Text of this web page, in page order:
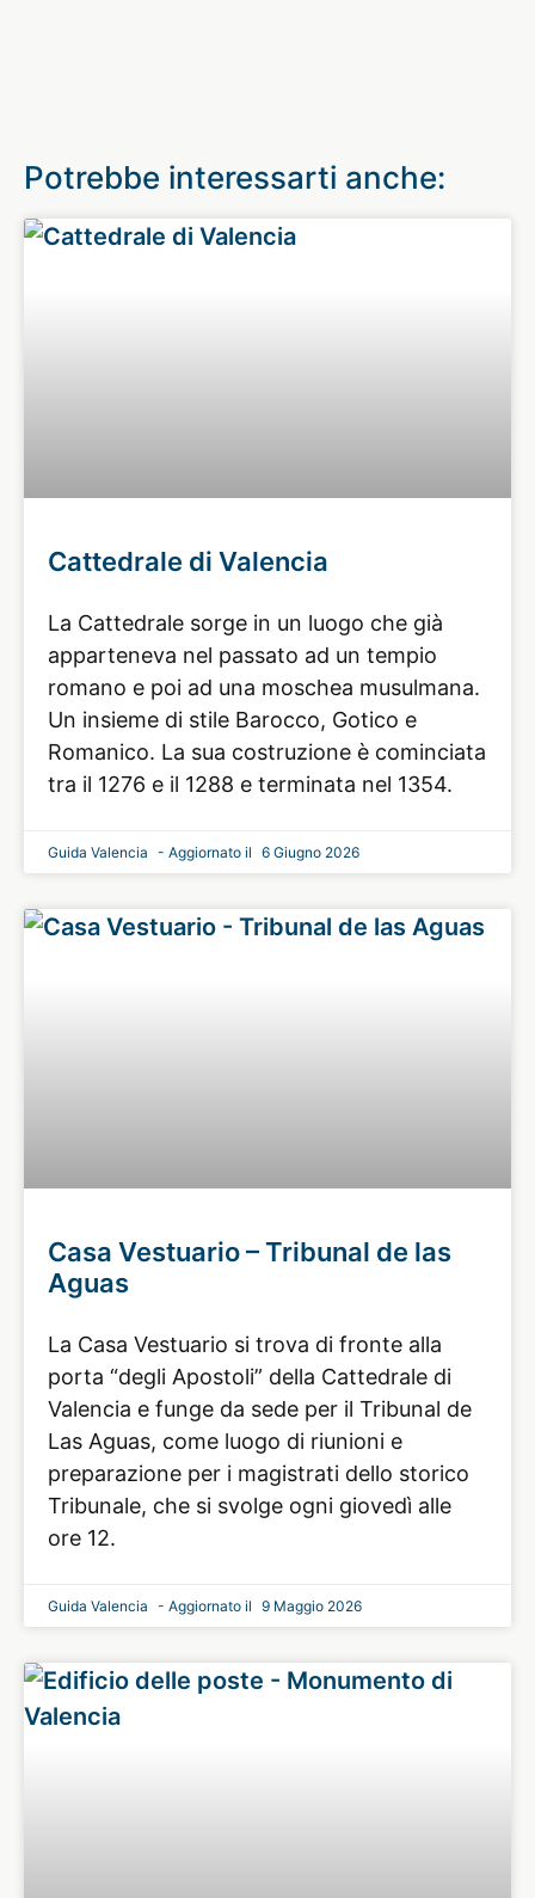
Potrebbe interessarti anche:
Cattedrale di Valencia
La Cattedrale sorge in un luogo che già
apparteneva nel passato ad un tempio
romano e poi ad una moschea musulmana.
Un insieme di stile Barocco, Gotico e
Romanico. La sua costruzione è cominciata
tra il 1276 e il 1288 e terminata nel 1354.
Guida Valencia 6 Giugno 2026
Casa Vestuario – Tribunal de las
Aguas
La Casa Vestuario si trova di fronte alla
porta “degli Apostoli” della Cattedrale di
Valencia e funge da sede per il Tribunal de
Las Aguas, come luogo di riunioni e
preparazione per i magistrati dello storico
Tribunale, che si svolge ogni giovedì alle
ore 12.
Guida Valencia 9 Maggio 2026